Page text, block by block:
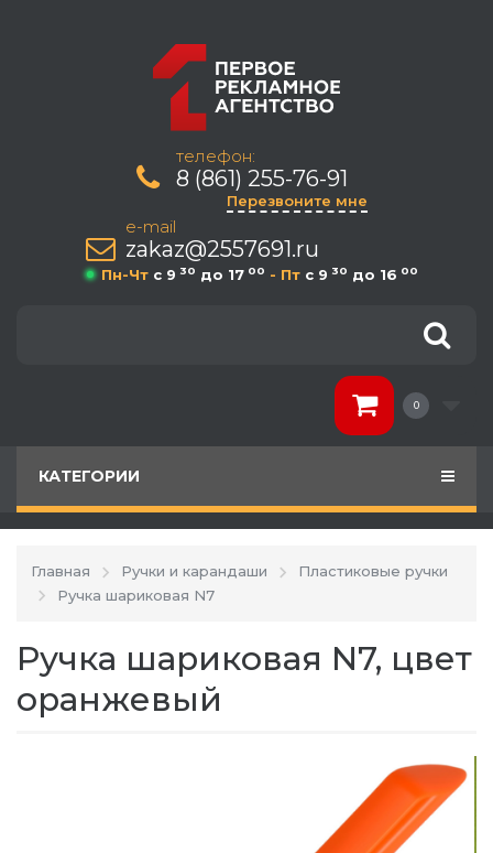
телефон:
8 (861) 255-76-91
Перезвоните мне
e-mail
zakaz@2557691.ru
Пн-Чт c 9 30 до 17 00 - Пт c 9 30 до 16 00
0
КАТЕГОРИИ
Главная Ручки и карандаши
Пластиковые ручки
Ручка шариковая N7
Ручка шариковая N7, цвет
оранжевый